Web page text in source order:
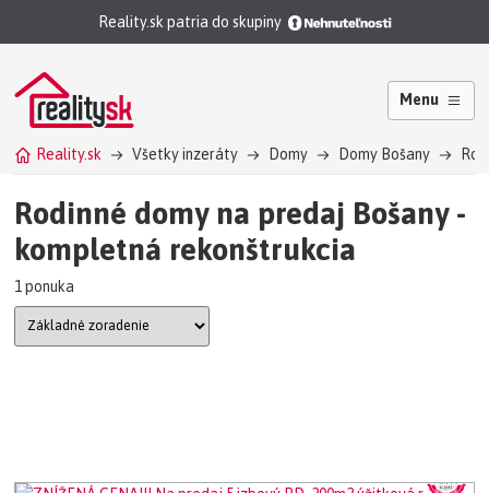
Reality.sk patria do skupiny
Menu
Reality.sk Všetky inzeráty Domy Domy Bošany
Rodinné domy na predaj Bošany -
kompletná rekonštrukcia
1 ponuka